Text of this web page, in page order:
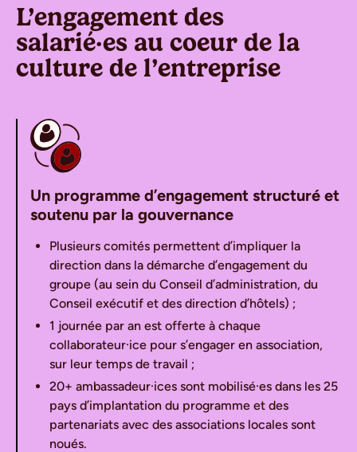
L’engagement des
salarié·es au coeur de la
culture de l’entreprise
Un programme d’engagement structuré et
soutenu par la gouvernance
Plusieurs comités permettent d’impliquer la
direction dans la démarche d’engagement du
groupe (au sein du Conseil d’administration, du
Conseil exécutif et des direction d’hôtels) ;
1 journée par an est offerte à chaque
collaborateur·ice pour s’engager en association,
sur leur temps de travail ;
20+ ambassadeur·ices sont mobilisé·es dans les 25
pays d’implantation du programme et des
partenariats avec des associations locales sont
noués.